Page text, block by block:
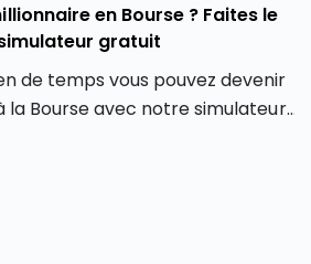
en Bourse ? Faites le
gratuit
de temps vous pouvez devenir
la Bourse avec notre simulateur